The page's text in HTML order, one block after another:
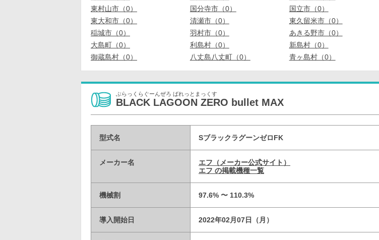
東村山市（0）
国分寺市（0） 国立市（0）
東大和市（0）
清瀬市（0） 東久留米市（0）
稲城市（0）
羽村市（0） あきる野市（0）
大島町（0）
利島村（0） 新島村（0）
御蔵島村（0）
八丈島八丈町（0） 青ヶ島村（0）
ぶらっくらぐーんぜろ ばれっとまっくす
BLACK LAGOON ZERO bullet MAX
型式名 SブラックラグーンゼロFK
メーカー名
エフ（メーカー公式サイト）
エフ の掲載機種一覧
機械割 97.6% 〜 110.3%
導入開始日 2022年02月07日（月）